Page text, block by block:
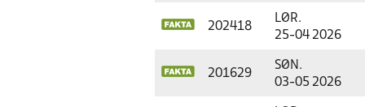
202418
LØR.
25-04 2026
201629
SØN.
03-05 2026